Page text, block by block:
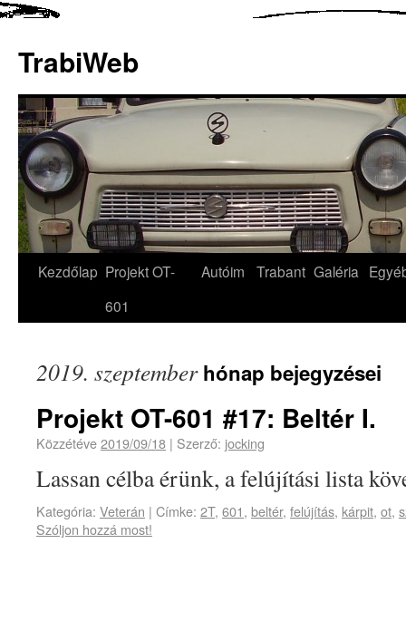
TrabiWeb
Kezdőlap Projekt OT-
601
Autóim Trabant Galéria
2019. szeptemberhónap bejegyzései
Projekt OT-601 #17: Beltér I.
Közzétéve2019/09/18 | Szerző: jocking
Lassan célba érünk, a felújítási lista
Kategória: Veterán | Címke: 2T, 601, beltér, felújítás, kárpit, ot,
Szóljon hozzá most!